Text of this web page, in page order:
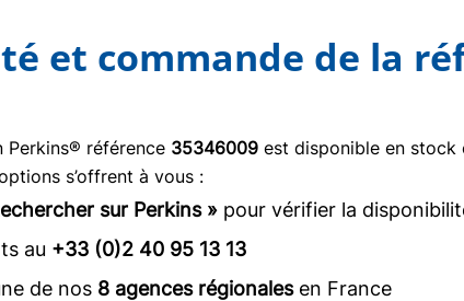
et commande de la
Perkins® référence 35346009 est disponible en stock
s’offrent à vous :
sur Perkins » pour vérifier la
au +33 (0)2 40 95 13 13
de nos 8 agences régionalesen France